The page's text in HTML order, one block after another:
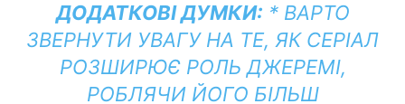
ДОДАТКОВІ ДУМКИ: * ВАРТО
ЗВЕРНУТИ УВАГУ НА ТЕ, ЯК СЕРІАЛ
РОЗШИРЮЄ РОЛЬ ДЖЕРЕМІ,
РОБЛЯЧИ ЙОГО БІЛЬШ